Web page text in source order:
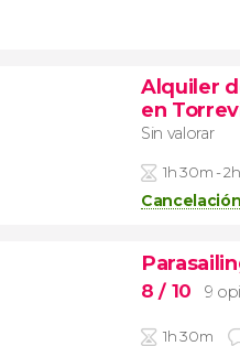
Alquiler
en
Sin valorar
1h 30m - 2h
8/ 10 9
1h 30m